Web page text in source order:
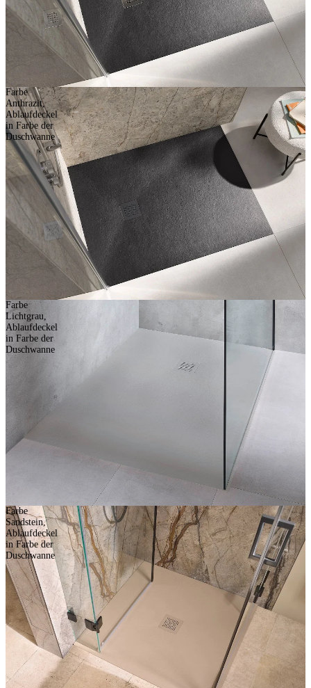
Farbe
Anthrazit,
Ablaufdeckel
in Farbe der
Duschwanne
Farbe
Lichtgrau,
Ablaufdeckel
in Farbe der
Duschwanne
Farbe
Sandstein,
Ablaufdeckel
in Farbe der
Duschwanne